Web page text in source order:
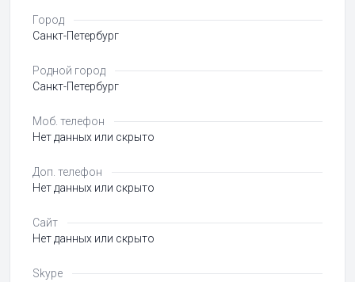
Город
Санкт-Петербург
Родной город
Санкт-Петербург
Моб. телефон
Нет данных или скрыто
Доп. телефон
Нет данных или скрыто
Сайт
Нет данных или скрыто
Skype